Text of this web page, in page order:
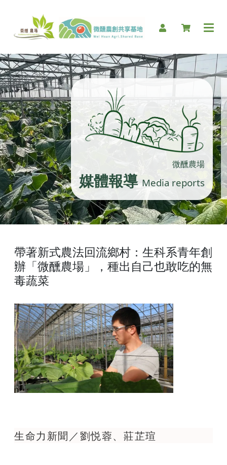
微醺農場
媒體報導 Media reports
帶著新式農法回流鄉村：生科系青年創
辦「微醺農場」，種出自己也敢吃的無
毒蔬菜
生命力新聞／劉悦蓉、莊芷瑄